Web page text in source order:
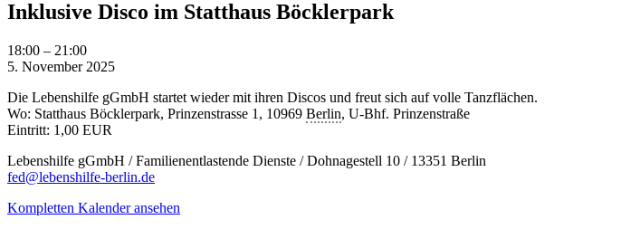
Inklusive Disco im Statthaus Böcklerpark
Inklusive
Disco
Statthaus
Böcklerpark
18:00 – 21:00
5. November 2025
Die Lebenshilfe gGmbH startet wieder mit ihren Discos und freut sich auf volle Tanzflächen.
Wo: Statthaus Böcklerpark, Prinzenstrasse 1, 10969 Berlin, U-Bhf. Prinzenstraße
Eintritt: 1,00 EUR
Lebenshilfe gGmbH / Familienentlastende Dienste / Dohnagestell 10 / 13351 Berlin
fed@lebenshilfe-berlin.de
Kompletten Kalender ansehen